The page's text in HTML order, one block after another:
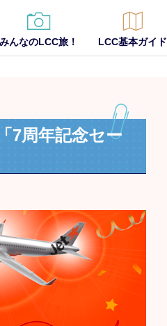
みんなのLCC旅！ LCC基本ガイド
7周年記念セー